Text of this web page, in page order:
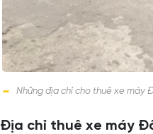
Những địa chỉ cho thuê xe máy
Địa chỉ thuê xe máy